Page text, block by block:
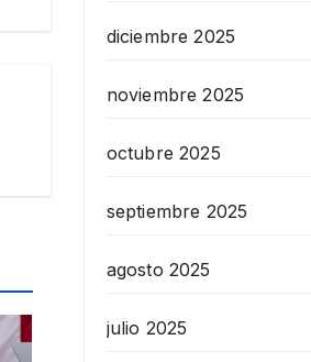
diciembre 2025
noviembre 2025
octubre 2025
septiembre 2025
agosto 2025
julio 2025